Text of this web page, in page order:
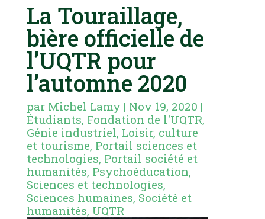
La Touraillage,
bière officielle de
l’UQTR pour
l’automne 2020
par Michel Lamy | Nov 19, 2020 |
Étudiants, Fondation de l'UQTR,
Génie industriel, Loisir, culture
et tourisme, Portail sciences et
technologies, Portail société et
humanités, Psychoéducation,
Sciences et technologies,
Sciences humaines, Société et
humanités, UQTR